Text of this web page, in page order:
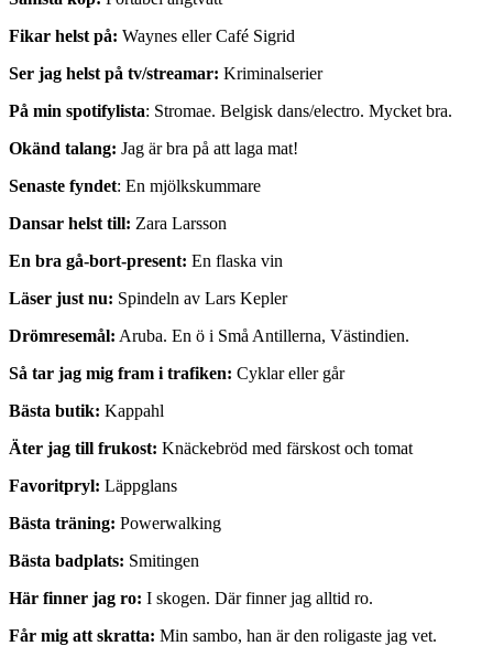
Fikar helst på: Waynes eller Café Sigrid
Ser jag helst på tv/streamar: Kriminalserier
På min spotifylista: Stromae. Belgisk dans/electro. Mycket bra.
Okänd talang: Jag är bra på att laga mat!
Senaste fyndet: En mjölkskummare
Dansar helst till: Zara Larsson
En bra gå-bort-present: En flaska vin
Läser just nu: Spindeln av Lars Kepler
Drömresemål: Aruba. En ö i Små Antillerna, Västindien.
Så tar jag mig fram i trafiken: Cyklar eller går
Bästa butik: Kappahl
Äter jag till frukost: Knäckebröd med färskost och tomat
Favoritpryl: Läppglans
Bästa träning: Powerwalking
Bästa badplats: Smitingen
Här finner jag ro: I skogen. Där finner jag alltid ro.
Får mig att skratta: Min sambo, han är den roligaste jag vet.